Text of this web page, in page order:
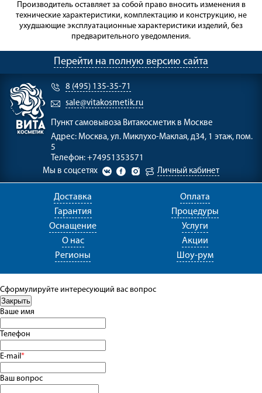
Производитель оставляет за собой право вносить изменения в
технические характеристики, комплектацию и конструкцию, не
ухудшающие эксплуатационные характеристики изделий, без
предварительного уведомления.
Перейти на полную версию сайта
8 (495) 135-35-71
sale@vitakosmetik.ru
Пункт самовывоза Витакосметик в Москве
Адрес: Москва, ул. Миклухо-Маклая, д34, 1 этаж, пом.
5
Телефон: +74951353571
Мы в соцсетях
Личный кабинет
Доставка
Оплата
Гарантия
Процедуры
Оснащение
Услуги
О нас
Акции
Регионы
Шоу-рум
Сформулируйте интересующий вас вопрос
Ваше имя
Телефон
E-mail*
Ваш вопрос